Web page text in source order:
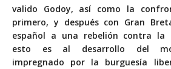
valido Godoy, así como la
primero, y después con Gran
español a una rebelión contra la
esto es al desarrollo del
impregnado por la burguesía